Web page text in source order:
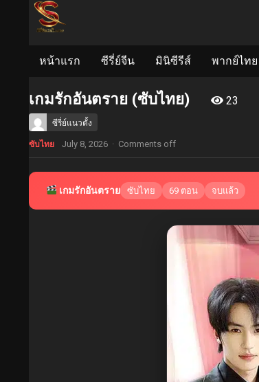
หน้าแรก ซีรี่ย์จีน มินิซีรีส์ พากย์ไทย
เกมรักอันตราย (ซับไทย) 23
ซีรี่ย์แนวตั้ง
ซับไทย July 8, 2026 · Comments off
เกมรักอันตราย ซับไทย 69 ตอน จบแล้ว